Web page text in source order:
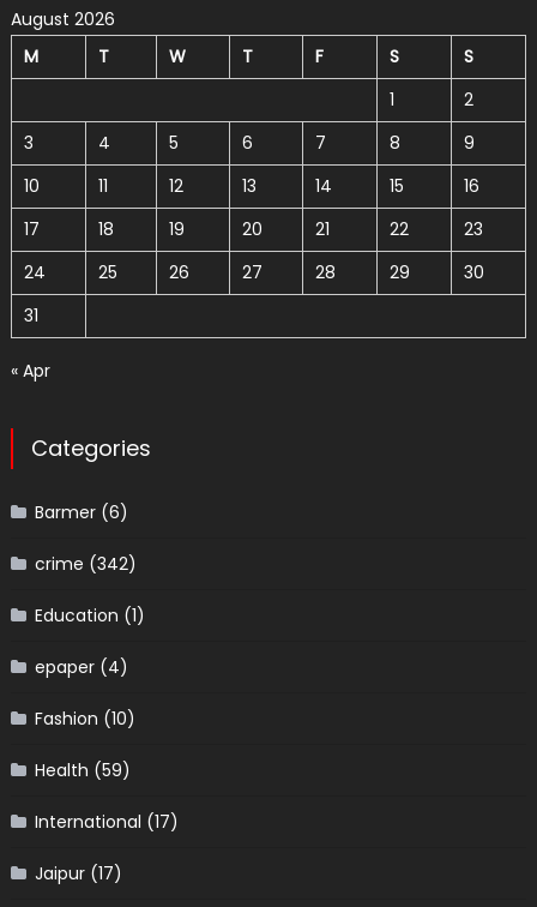
August 2026
M
T W T F S
S
1
2
3
4 5 6 7 8
9
10
11 12 13 14 15
16
17
18 19 20 21 22
23
24
25 26 27 28 29
30
31
« Apr
Categories
Barmer(6)
crime (342)
Education (1)
epaper(4)
Fashion (10)
Health (59)
International (17)
Jaipur(17)